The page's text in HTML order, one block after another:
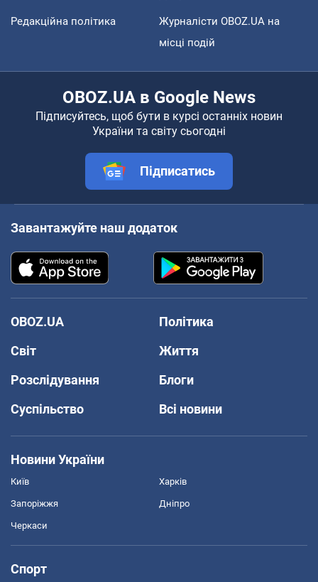
Редакційна політика
Журналісти OBOZ.UA на
місці подій
OBOZ.UA в Google News
Підписуйтесь, щоб бути в курсі останніх новин
України та світу сьогодні
Підписатись
Завантажуйте наш додаток
OBOZ.UA
Політика
Світ
Життя
Розслідування
Блоги
Суспільство
Всі новини
Новини України
Київ Харків
Запоріжжя Дніпро
Черкаси
Спорт